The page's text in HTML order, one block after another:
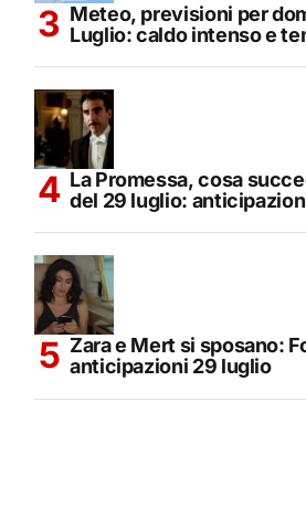
Meteo, previsioni per
Luglio: caldo intenso e
La Promessa, cosa
del 29 luglio:
Zara e Mert si sposano:
anticipazioni 29 luglio